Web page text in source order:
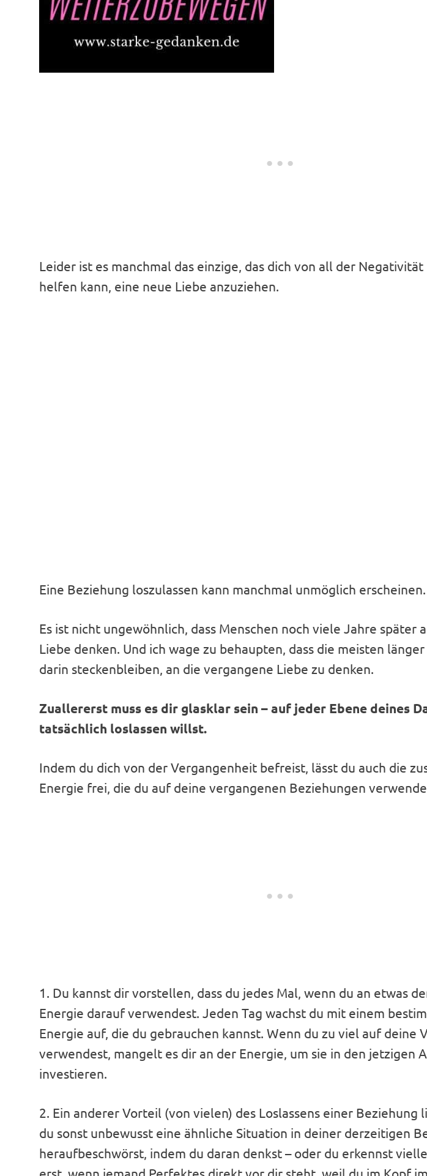
Leider ist es manchmal das einzige, das dich von all der
helfen kann, eine neue Liebe anzuziehen.
Eine Beziehung loszulassen kann manchmal unmöglich erscheinen.
Es ist nicht ungewöhnlich, dass Menschen noch viele Jahre später
Liebe denken. Und ich wage zu behaupten, dass die meisten
darin steckenbleiben, an die vergangene Liebe zu denken.
Zuallererst muss es dir glasklar sein – auf jeder Ebene deines
tatsächlich loslassen willst.
Indem du dich von der Vergangenheit befreist, lässt du auch die
Energie frei, die du auf deine vergangenen Beziehungen
1. Du kannst dir vorstellen, dass du jedes Mal, wenn du an etwas
Energie darauf verwendest. Jeden Tag wachst du mit einem
Energie auf, die du gebrauchen kannst. Wenn du zu viel auf deine
verwendest, mangelt es dir an der Energie, um sie in den jetzigen
investieren.
2. Ein anderer Vorteil (von vielen) des Loslassens einer Beziehung
du sonst unbewusst eine ähnliche Situation in deiner derzeitigen
heraufbeschwörst, indem du daran denkst – oder du erkennst